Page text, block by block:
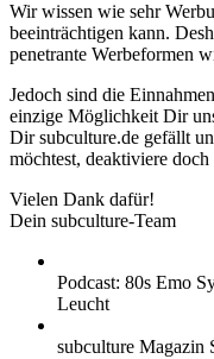
Wir wissen wie sehr
beeinträchtigen kann.
penetrante Werbeformen
Jedoch sind die
einzige Möglichkeit Dir
Dir subculture.de gefällt
möchtest, deaktiviere
Vielen Dank dafür!
Dein subculture-Team
Podcast: 80s Emo
Leucht
subculture Magazin